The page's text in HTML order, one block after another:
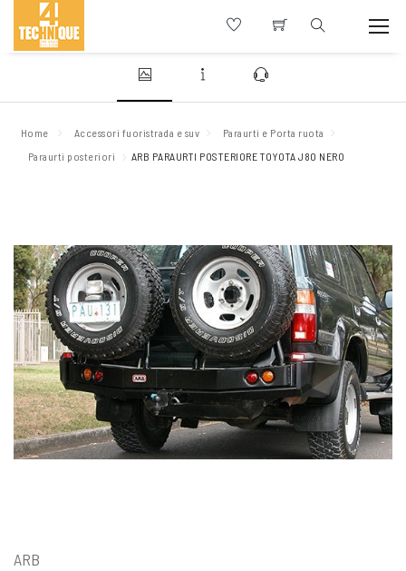
Home Accessori fuoristrada e suv
Paraurti e Porta ruota
Paraurti posteriori
ARB PARAURTI POSTERIORE TOYOTA J80 NERO
ARB